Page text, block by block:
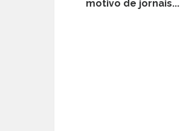
motivo de jornais...